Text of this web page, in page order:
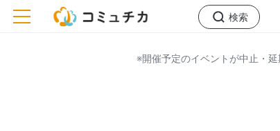
toggle navigation 検索
※開催予定のイベントが中止・